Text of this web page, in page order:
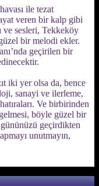
ile tezat
veren bir kalp gibi
ve sesleri, Tekkeköy
bir melodi ekler.
geçirilen bir
iki yer olsa da, bence
sanayi ve ilerleme,
Ve birbirinden
böyle güzel bir
geçirdikten
unutmayın,